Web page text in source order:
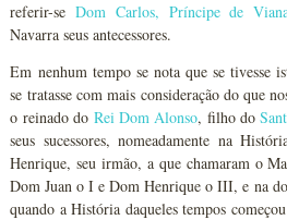
referir-seDom Carlos, Príncipe de
Navarra seus antecessores.
Em nenhum tempo se nota que se tivesse
se tratasse com mais consideração do que
o reinado do Rei Dom Alonso, filho do
seus sucessores, nomeadamente na
Henrique, seu irmão, a que chamaram o
Dom Juan o I e Dom Henrique o III, e na
quando a História daqueles tempos